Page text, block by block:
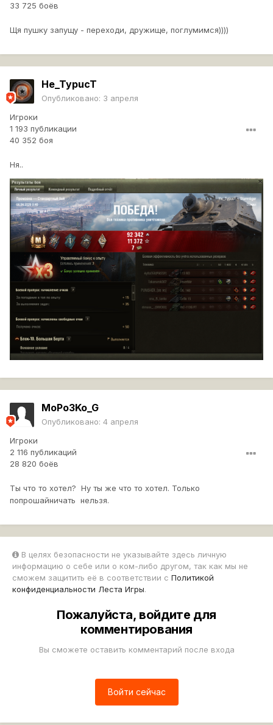
33 725 боёв
Щя пушку запущу - переходи, дружище, поглумимся))))
He_TypucT
Опубликовано: 3 апреля
Игроки
1 193 публикации
40 352 боя
Ня..
MoPo3Ko_G
Опубликовано: 4 апреля
Игроки
2 116 публикаций
28 820 боёв
Ты что то хотел? Ну ты же что то хотел. Только
попрошайничать нельзя.
В целях безопасности не указывайте здесь личную
информацию о себе или о ком-либо другом, так как мы не
сможем защитить её в соответствии с Политикой
конфиденциальности Леста Игры.
Пожалуйста, войдите для
комментирования
Вы сможете оставить комментарий после входа
Войти сейчас